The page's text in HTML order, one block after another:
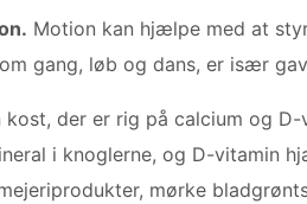
Motion kan hjælpe med at
gang, løb og dans, er især
kost, der er rig på calcium og
i knoglerne, og D-vitamin
mørke